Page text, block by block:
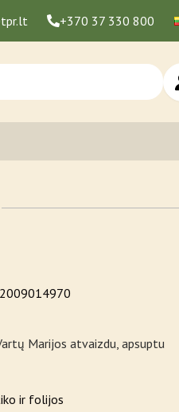
+370 37 330 800
Marijos atvaizdu, apsuptu
ir folijos